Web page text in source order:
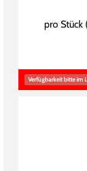
pro Stück
Verfügbarkeit bitte im